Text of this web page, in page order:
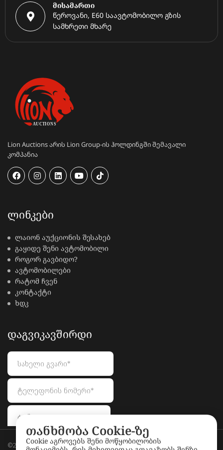
მისამართი
წეროვანი, E60 საავტომობილო გზის
სამხრეთი მხარე
Lion Auctions არის Lion Group-ის ჰოლდინგში შემავალი
კომპანია
ᲚᲘᲜᲙᲔᲑᲘ
ლაიონ აუქციონის შესახებ
გაყიდე შენი ავტომობილი
როგორ გავბიდო?
ავტომობილები
რატომ ჩვენ
კონტაქტი
ხდკ
ᲓᲐᲒᲕᲘᲙᲐᲕᲨᲘᲠᲓᲘ
©2026LionAuctions.ge. All rights reserved.
თანხმობა Cookie-ზე
Cookie აგროვებს შენი მოწყობილობის